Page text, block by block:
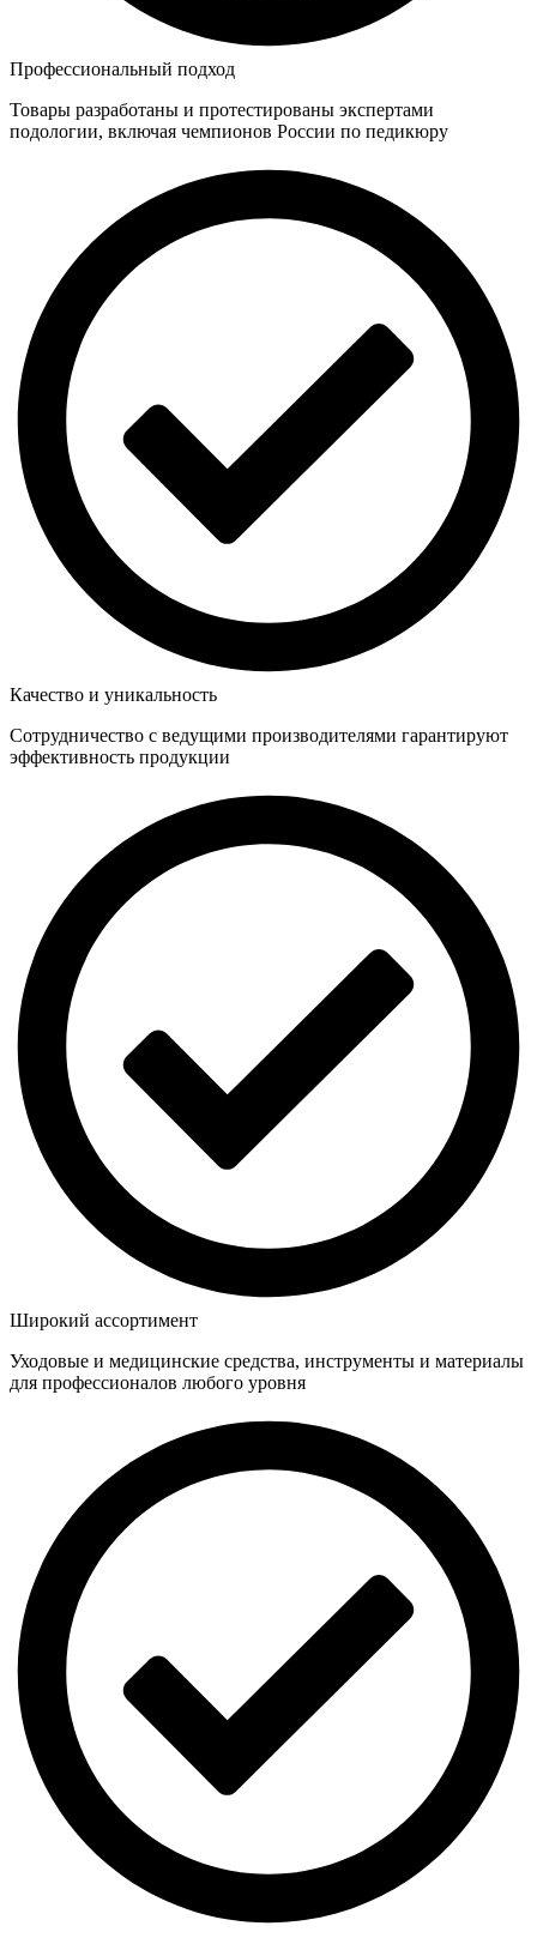
Профессиональный подход
Товары разработаны и протестированы экспертами
подологии, включая чемпионов России по педикюру
Качество и уникальность
Сотрудничество с ведущими производителями гарантируют
эффективность продукции
Широкий ассортимент
Уходовые и медицинские средства, инструменты и материалы
для профессионалов любого уровня